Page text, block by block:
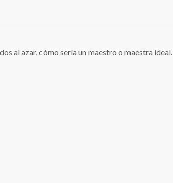
al azar, cómo sería un maestro o maestra ideal.